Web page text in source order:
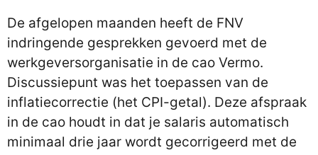
De afgelopen maanden heeft de FNV
indringende gesprekken gevoerd met de
werkgeversorganisatie in de cao Vermo.
Discussiepunt was het toepassen van de
inflatiecorrectie (het CPI-getal). Deze afspraak
in de cao houdt in dat je salaris automatisch
minimaal drie jaar wordt gecorrigeerd met de